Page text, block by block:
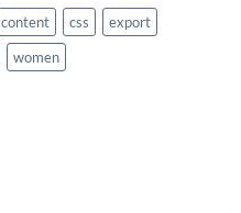
content css
export
women